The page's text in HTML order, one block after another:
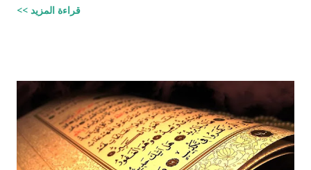
قراءة المزيد >>